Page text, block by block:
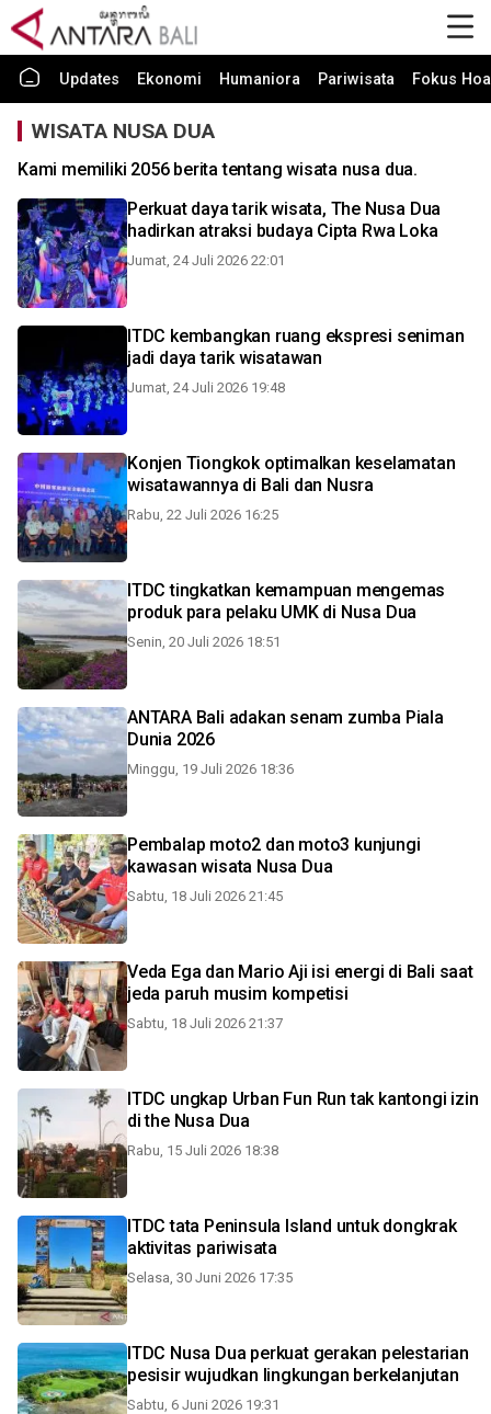
Updates Ekonomi Humaniora Pariwisata Fokus
WISATA NUSA DUA
Kami memiliki 2056 berita tentang wisata nusa dua.
Perkuat daya tarik wisata, The Nusa Dua
hadirkan atraksi budaya Cipta Rwa Loka
Jumat, 24 Juli 2026 22:01
ITDC kembangkan ruang ekspresi seniman
jadi daya tarik wisatawan
Jumat, 24 Juli 2026 19:48
Konjen Tiongkok optimalkan keselamatan
wisatawannya di Bali dan Nusra
Rabu, 22 Juli 2026 16:25
ITDC tingkatkan kemampuan mengemas
produk para pelaku UMK di Nusa Dua
Senin, 20 Juli 2026 18:51
ANTARA Bali adakan senam zumba Piala
Dunia 2026
Minggu, 19 Juli 2026 18:36
Pembalap moto2 dan moto3 kunjungi
kawasan wisata Nusa Dua
Sabtu, 18 Juli 2026 21:45
Veda Ega dan Mario Aji isi energi di Bali saat
jeda paruh musim kompetisi
Sabtu, 18 Juli 2026 21:37
ITDC ungkap Urban Fun Run tak kantongi izin
di the Nusa Dua
Rabu, 15 Juli 2026 18:38
ITDC tata Peninsula Island untuk dongkrak
aktivitas pariwisata
Selasa, 30 Juni 2026 17:35
ITDC Nusa Dua perkuat gerakan pelestarian
pesisir wujudkan lingkungan berkelanjutan
Sabtu, 6 Juni 2026 19:31